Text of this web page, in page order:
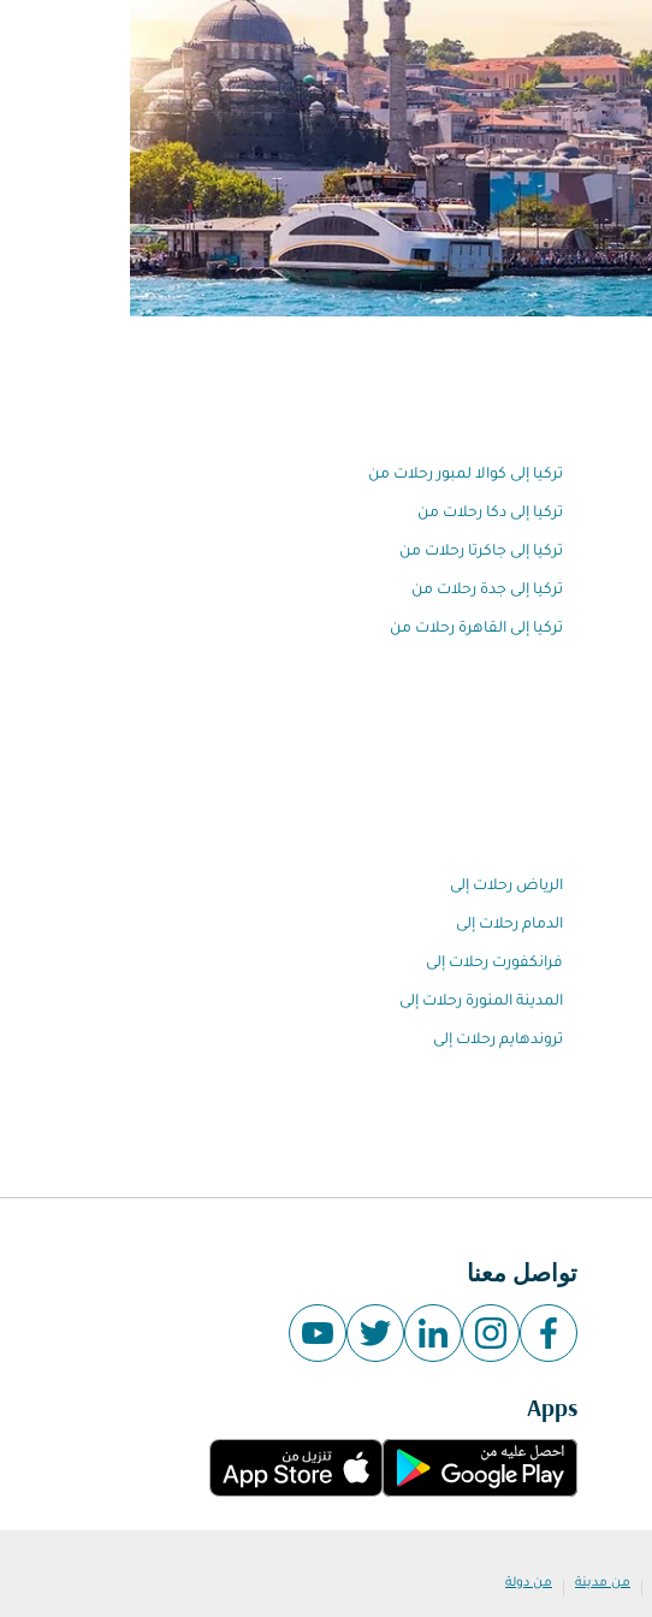
تركيا إلى كوالا لمبور رحلات من
تركيا إلى دكا رحلات من
تركيا إلى جاكرتا رحلات من
تركيا إلى جدة رحلات من
تركيا إلى القاهرة رحلات من
الرياض رحلات إلى
الدمام رحلات إلى
فرانكفورت رحلات إلى
المدينة المنورة رحلات إلى
تروندهايم رحلات إلى
تواصل معنا
Apps
| من مدينة | من دولة